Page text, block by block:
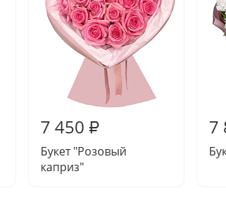
7 450 ₽
Букет "Розовый
каприз"
7